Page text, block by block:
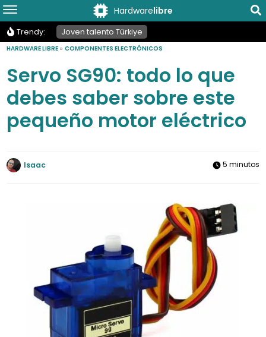
Hardwarelibre
Trendy: Joven talento Türkiye
HARDWARE LIBRE »COMPONENTES ELECTRÓNICOS
Servo SG90: todo lo que
debes saber sobre este
pequeño motor eléctrico
Isaac 5 minutos